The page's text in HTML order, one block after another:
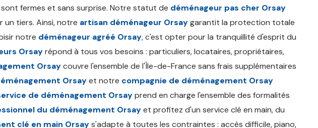
fermes et sans surprise. Notre statut de déménageur pas cher Orsay
un tiers. Ainsi, notre artisan déménageur Orsaygarantit la protection totale
notre déménageur agréé Orsay, c'est opter pour la tranquillité d'esprit du
Orsayrépond à tous vos besoins : particuliers, locataires, propriétaires,
Orsaycouvre l'ensemble de l'Île-de-France sans frais supplémentaires
Orsayet notre compagnie de déménagement Orsay
de déménagement Orsayprend en charge l'ensemble des formalités
du déménagement Orsayet profitez d'un service clé en main, du
clé en main Orsays'adapte à toutes les contraintes : accès difficile, piano,